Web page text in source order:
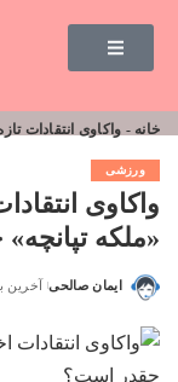
خانه - واکاوی انتقادات
ورزشی
واکاوی
«ملکه
ایمان صالحی آخرین